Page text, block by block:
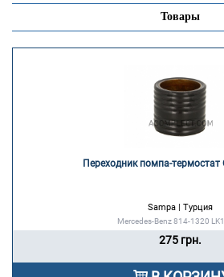
Товары
Переходник помпа-термостат
Sampa | Турция
Mercedes-Benz 814-1320
275 грн.